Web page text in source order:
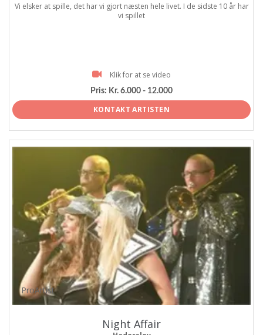
Vi elsker at spille, det har vi gjort næsten hele livet. I de sidste 10 år har
vi spillet
Klik for at se video
Pris: Kr. 6.000 - 12.000
KONTAKT ARTISTEN
ProArtist
Night Affair